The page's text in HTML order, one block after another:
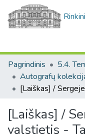
Pagrindinis
Autografų
[Laiškas] /
valstietis -